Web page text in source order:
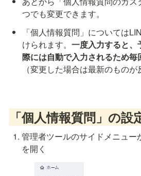
つでも変更できます。
「個人情報質問」については
けられます。一度入力すると、
際には自動で入力されるため
（変更した場合は最新のものが
「個人情報質問」の設
管理者ツールのサイドメニュー
を開く